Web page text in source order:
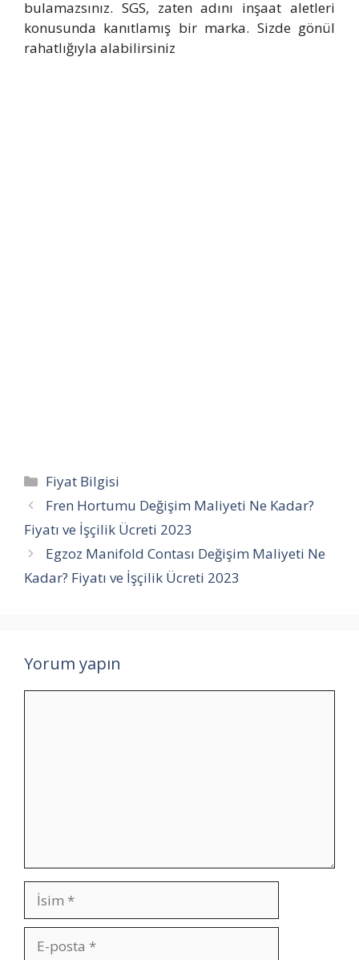
bulamazsınız. SGS, zaten adını inşaat aletleri
konusunda kanıtlamış bir marka. Sizde gönül
rahatlığıyla alabilirsiniz
Kategoriler
Fiyat Bilgisi
Fren Hortumu Değişim Maliyeti Ne Kadar?
Fiyatı ve İşçilik Ücreti 2023
Egzoz Manifold Contası Değişim Maliyeti Ne
Kadar? Fiyatı ve İşçilik Ücreti 2023
Yorum yapın
İsim